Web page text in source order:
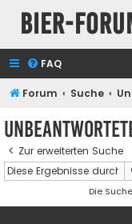
Bier-
FAQ
Forum Suche
Zur erweiterten Suche
Die